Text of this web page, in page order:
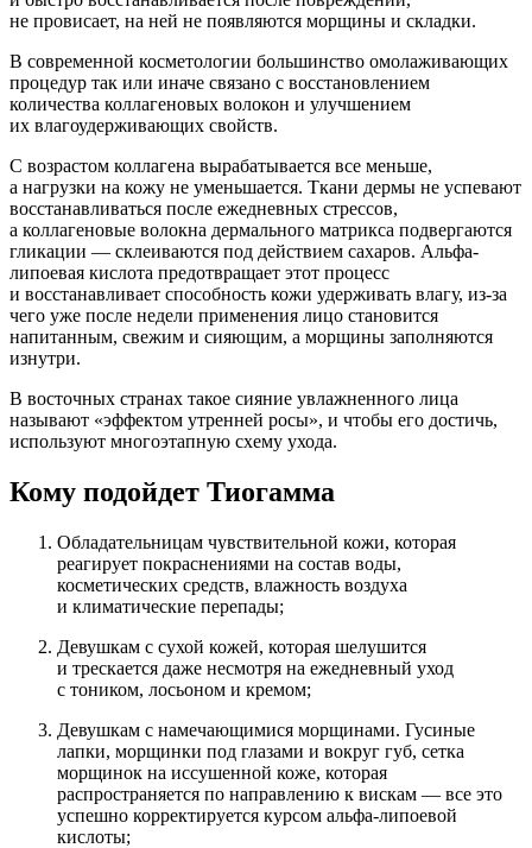
не провисает, на ней не появляются морщины и складки.
В современной косметологии большинство омолаживающих
процедур так или иначе связано с восстановлением
количества коллагеновых волокон и улучшением
их влагоудерживающих свойств.
С возрастом коллагена вырабатывается все меньше,
а нагрузки на кожу не уменьшается. Ткани дермы не успевают
восстанавливаться после ежедневных стрессов,
а коллагеновые волокна дермального матрикса подвергаются
гликации — склеиваются под действием сахаров. Альфа-
липоевая кислота предотвращает этот процесс
и восстанавливает способность кожи удерживать влагу, из-за
чего уже после недели применения лицо становится
напитанным, свежим и сияющим, а морщины заполняются
изнутри.
В восточных странах такое сияние увлажненного лица
называют «эффектом утренней росы», и чтобы его достичь,
используют многоэтапную схему ухода.
Кому подойдет Тиогамма
Обладательницам чувствительной кожи, которая
реагирует покраснениями на состав воды,
косметических средств, влажность воздуха
и климатические перепады;
Девушкам с сухой кожей, которая шелушится
и трескается даже несмотря на ежедневный уход
с тоником, лосьоном и кремом;
Девушкам с намечающимися морщинами. Гусиные
лапки, морщинки под глазами и вокруг губ, сетка
морщинок на иссушенной коже, которая
распространяется по направлению к вискам — все это
успешно корректируется курсом альфа-липоевой
кислоты;